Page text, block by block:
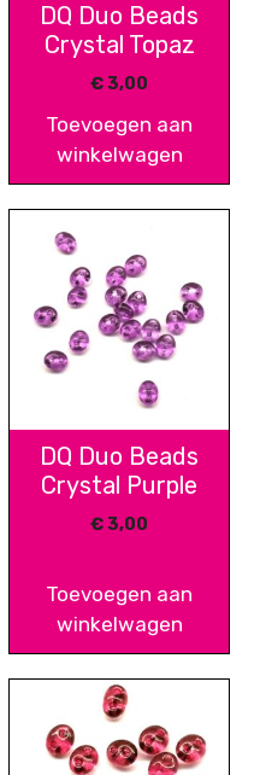
DQ Duo Beads
Crystal Topaz
€3,00
Toevoegen aan
winkelwagen
DQ Duo Beads
Crystal Purple
€3,00
Toevoegen aan
winkelwagen